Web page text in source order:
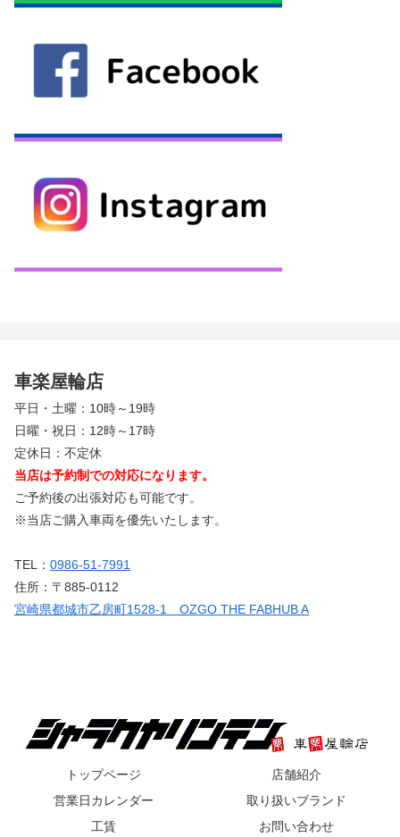
車楽屋輪店
平日・土曜：10時～19時
日曜・祝日：12時～17時
定休日：不定休
当店は予約制での対応になります。
ご予約後の出張対応も可能です。
※当店ご購入車両を優先いたします。
TEL： 0986-51-7991
住所：〒885-0112
宮崎県都城市乙房町1528-1 OZGO THE FABHUB A
トップページ
店舗紹介
営業日カレンダー
取り扱いブランド
工賃
お問い合わせ